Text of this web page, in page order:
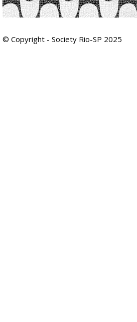
© Copyright - Society Rio-SP 2025